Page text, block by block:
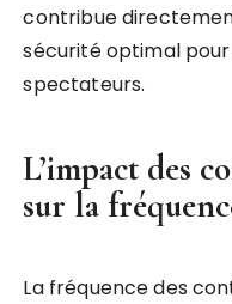
contribue
sécurité optimal pour
spectateurs.
L’impact des
sur la
La fréquence des